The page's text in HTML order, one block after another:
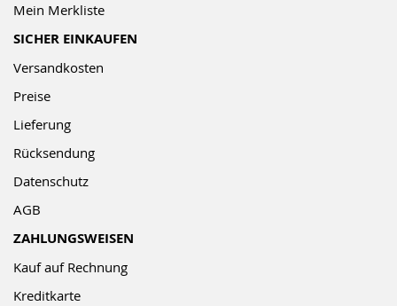
Mein Merkliste
SICHER EINKAUFEN
Versandkosten
Preise
Lieferung
Rücksendung
Datenschutz
AGB
ZAHLUNGSWEISEN
Kauf auf Rechnung
Kreditkarte